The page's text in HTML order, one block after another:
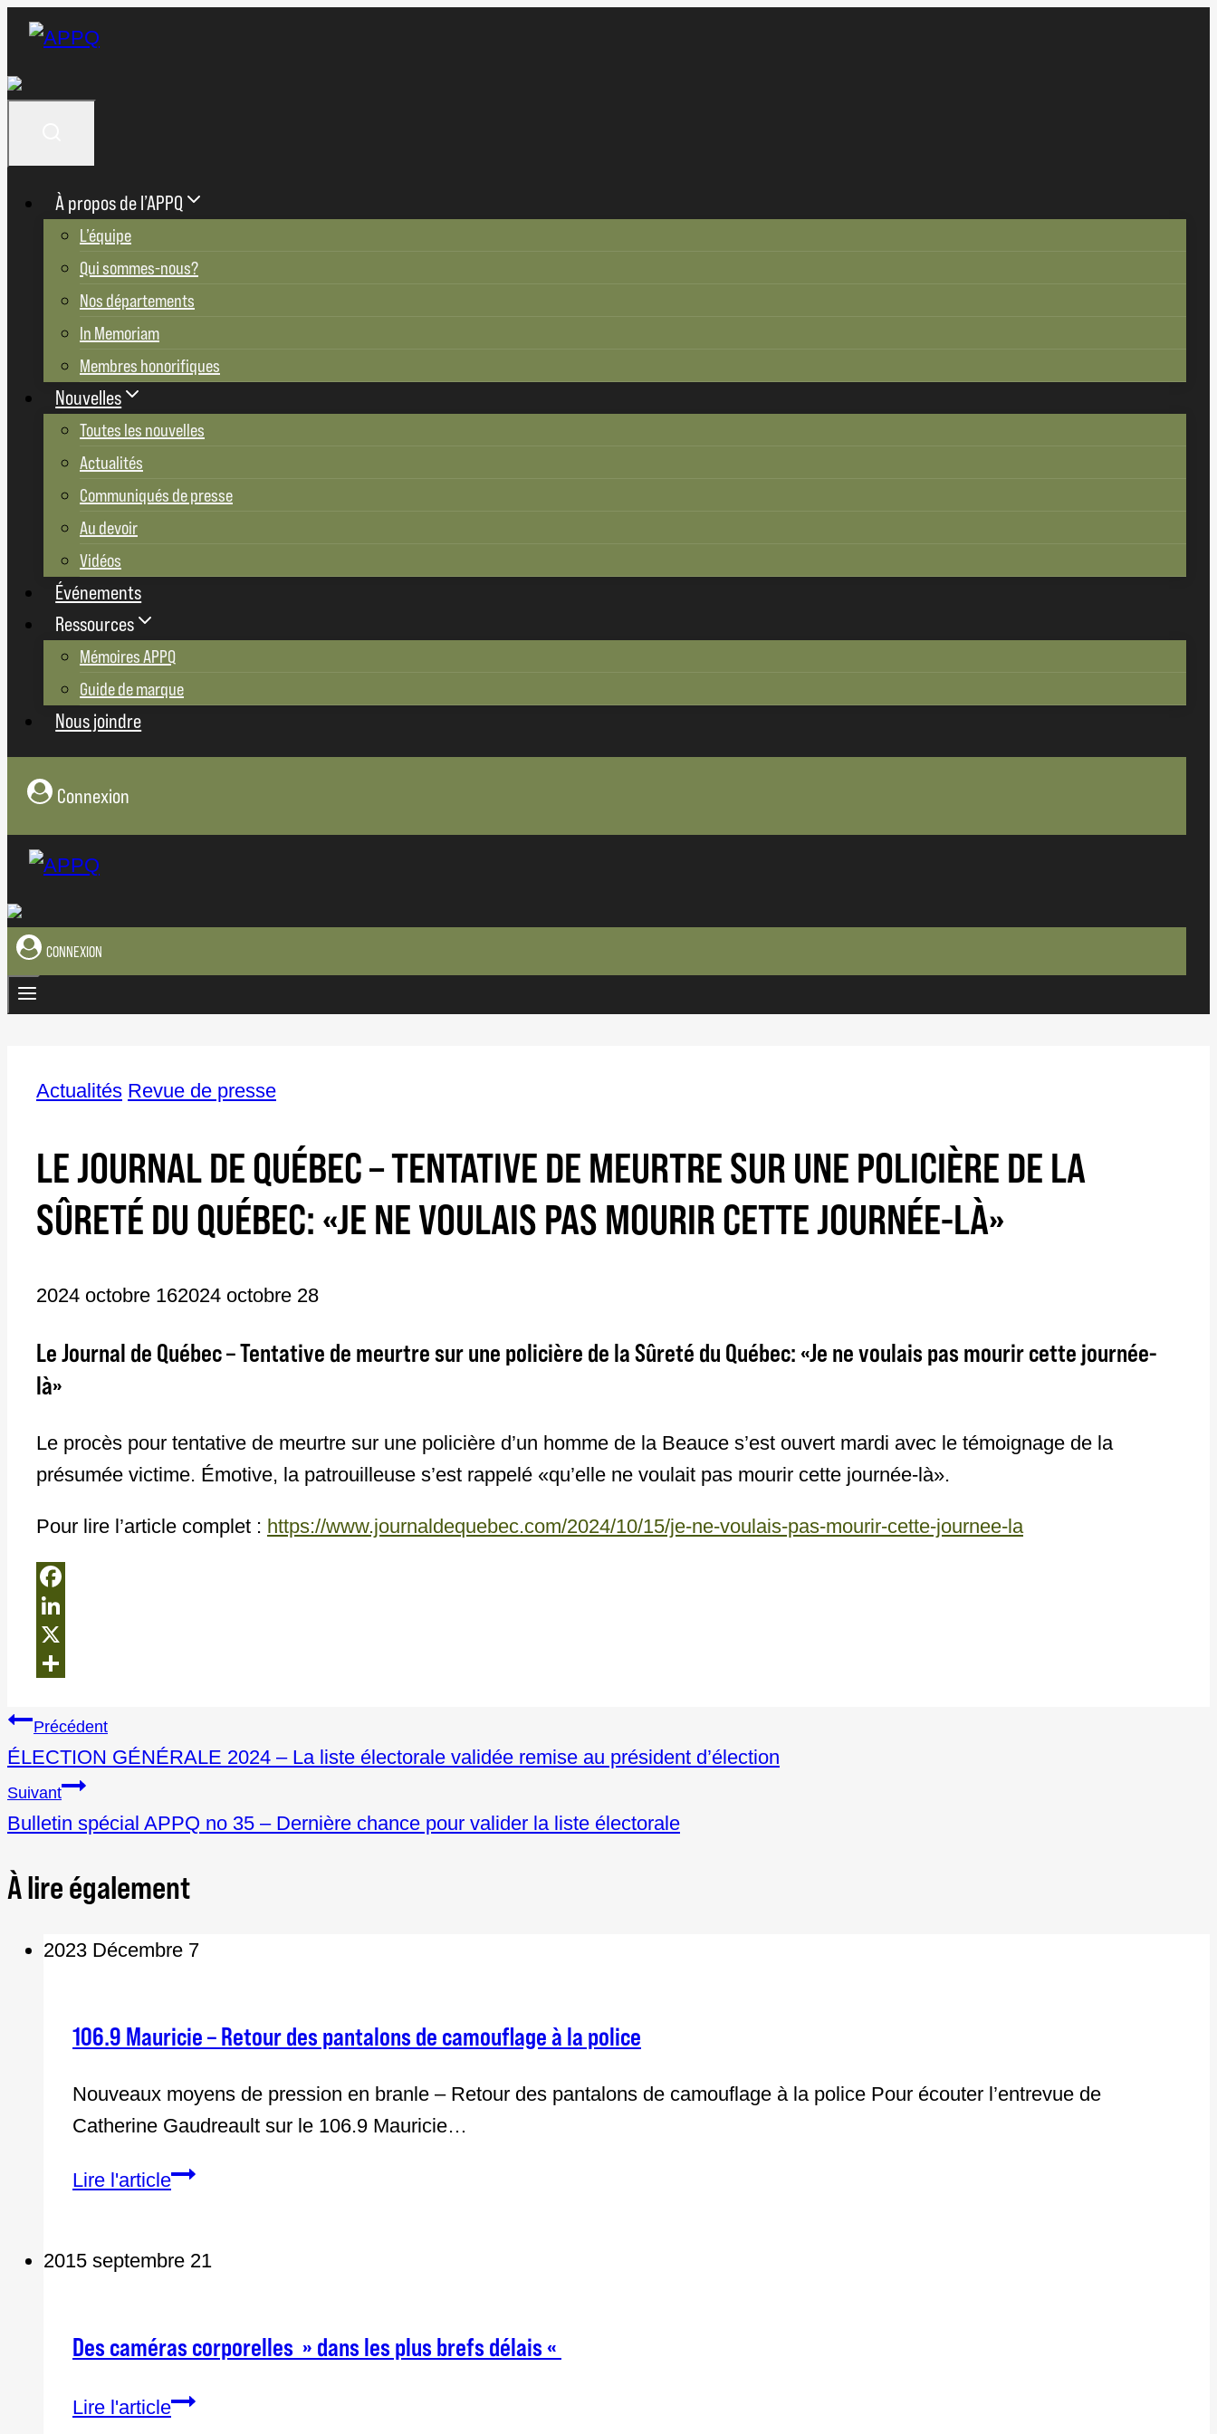
Aller
contenu
À propos de l’APPQ
L’équipe
Qui sommes-nous?
Nos départements
In Memoriam
Membres honorifiques
Nouvelles
Toutes les nouvelles
Actualités
Communiqués de presse
Au devoir
Vidéos
Événements
Ressources
Mémoires APPQ
Guide de marque
Nous joindre
Connexion
CONNEXION
Actualités Revue de presse
LE JOURNAL DE QUÉBEC – TENTATIVE DE MEURTRE SUR UNE POLICIÈRE DE LA
SÛRETÉ DU QUÉBEC: «JE NE VOULAIS PAS MOURIR CETTE JOURNÉE-LÀ»
2024 octobre 162024 octobre 28
Le Journal de Québec – Tentative de meurtre sur une policière de la Sûreté du Québec: «Je ne voulais pas mourir cette journée-
là»
Le procès pour tentative de meurtre sur une policière d’un homme de la Beauce s’est ouvert mardi avec le témoignage de la
présumée victime. Émotive, la patrouilleuse s’est rappelé «qu’elle ne voulait pas mourir cette journée-là».
Pour lire l’article complet : https://www.journaldequebec.com/2024/10/15/je-ne-voulais-pas-mourir-cette-journee-la
Facebook
LinkedIn
X
Navigation
de
l'article
Précédent
ÉLECTION GÉNÉRALE 2024 – La liste électorale validée remise au président d’élection
Suivant
Bulletin spécial APPQ no 35 – Dernière chance pour valider la liste électorale
À lire également
2023 Décembre 7
106.9 Mauricie – Retour des pantalons de camouflage à la police
Nouveaux moyens de pression en branle – Retour des pantalons de camouflage à la police Pour écouter l’entrevue de
Catherine Gaudreault sur le 106.9 Mauricie…
Lire l'article106.9
Retour
de
camouflage
2015 septembre 21
Des caméras corporelles » dans les plus brefs délais «
Lire l'articleDes